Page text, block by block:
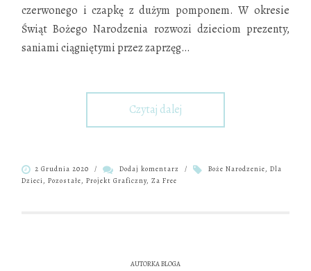
czerwonego i czapkę z dużym pomponem. W okresie
Świąt Bożego Narodzenia rozwozi dzieciom prezenty,
saniami ciągniętymi przez zaprzęg…
Czytaj dalej
2 Grudnia 2020 / Dodaj komentarz / Boże Narodzenie,Dla
Dzieci,Pozostałe,Projekt Graficzny,Za Free
AUTORKA BLOGA